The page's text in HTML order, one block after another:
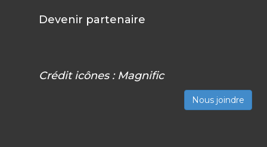
Devenir partenaire
Crédit icônes : Magnific
Nous joindre